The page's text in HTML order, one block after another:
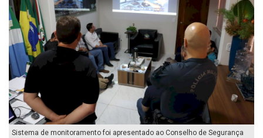
Sistema de monitoramento foi apresentado ao Conselho de Segurança